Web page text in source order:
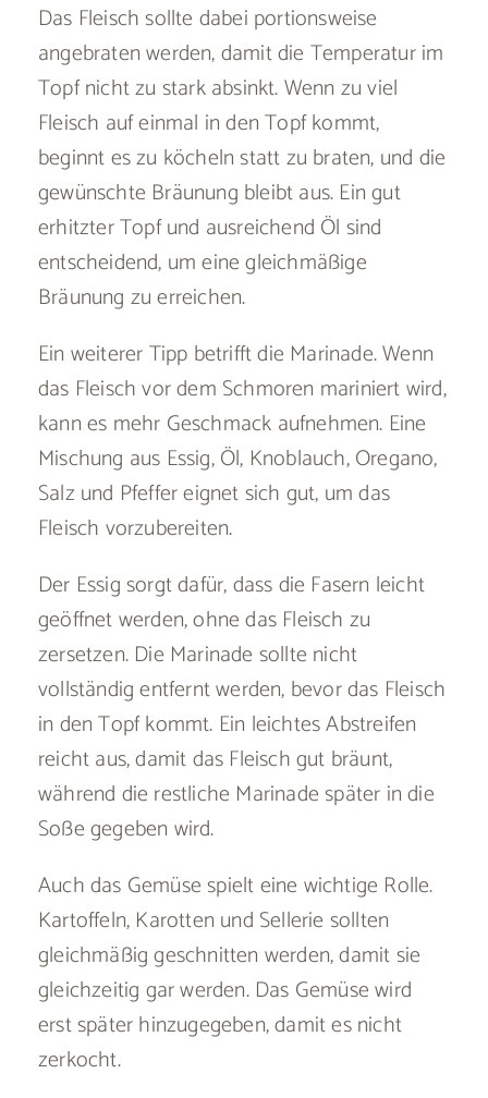
Das Fleisch sollte dabei portionsweise
angebraten werden, damit die Temperatur im
Topf nicht zu stark absinkt. Wenn zu viel
Fleisch auf einmal in den Topf kommt,
beginnt es zu köcheln statt zu braten, und die
gewünschte Bräunung bleibt aus. Ein gut
erhitzter Topf und ausreichend Öl sind
entscheidend, um eine gleichmäßige
Bräunung zu erreichen.
Ein weiterer Tipp betrifft die Marinade. Wenn
das Fleisch vor dem Schmoren mariniert wird,
kann es mehr Geschmack aufnehmen. Eine
Mischung aus Essig, Öl, Knoblauch, Oregano,
Salz und Pfeffer eignet sich gut, um das
Fleisch vorzubereiten.
Der Essig sorgt dafür, dass die Fasern leicht
geöffnet werden, ohne das Fleisch zu
zersetzen. Die Marinade sollte nicht
vollständig entfernt werden, bevor das Fleisch
in den Topf kommt. Ein leichtes Abstreifen
reicht aus, damit das Fleisch gut bräunt,
während die restliche Marinade später in die
Soße gegeben wird.
Auch das Gemüse spielt eine wichtige Rolle.
Kartoffeln, Karotten und Sellerie sollten
gleichmäßig geschnitten werden, damit sie
gleichzeitig gar werden. Das Gemüse wird
erst später hinzugegeben, damit es nicht
zerkocht.